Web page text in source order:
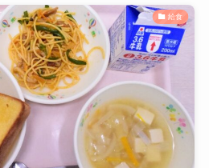
給食